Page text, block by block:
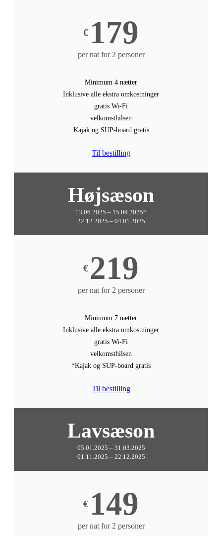
€ 179
per nat for 2 personer
Minimum 4 nætter
Inklusive alle ekstra omkostninger
gratis Wi-Fi
velkomsthilsen
Kajak og SUP-board gratis
Til bestilling
Højsæson
13.06.2025 – 15.09.2025*
22.12.2025 – 04.01.2025
€ 219
per nat for 2 personer
Minimum 7 nætter
Inklusive alle ekstra omkostninger
gratis Wi-Fi
velkomsthilsen
*Kajak og SUP-board gratis
Til bestilling
Lavsæson
05.01.2025 – 31.03.2025
01.11.2025 – 22.12.2025
€ 149
per nat for 2 personer